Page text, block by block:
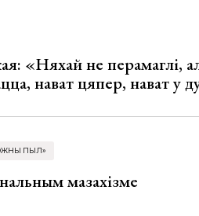
«Няхай не перамаглі,
нават цяпер, нават у
ПЫЛ»
мазахізме